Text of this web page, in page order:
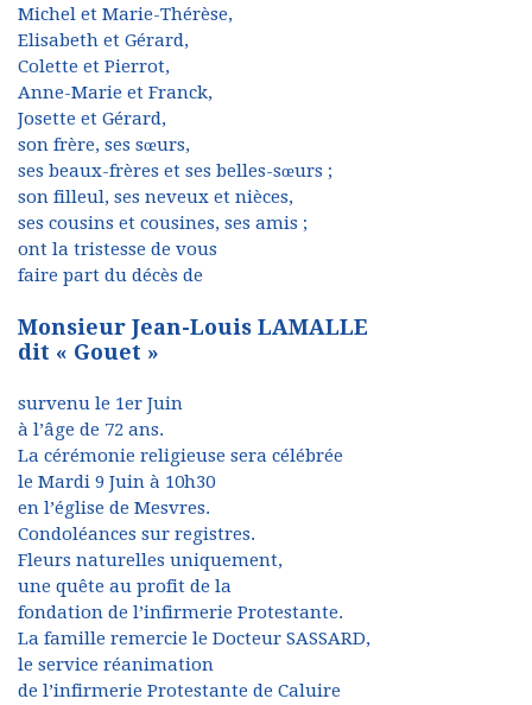
Michel et Marie-Thérèse,
Elisabeth et Gérard,
Colette et Pierrot,
Anne-Marie et Franck,
Josette et Gérard,
son frère, ses sœurs,
ses beaux-frères et ses belles-sœurs ;
son filleul, ses neveux et nièces,
ses cousins et cousines, ses amis ;
ont la tristesse de vous
faire part du décès de
Monsieur Jean-Louis LAMALLE
dit « Gouet »
survenu le 1er Juin
à l’âge de 72 ans.
La cérémonie religieuse sera célébrée
le Mardi 9 Juin à 10h30
en l’église de Mesvres.
Condoléances sur registres.
Fleurs naturelles uniquement,
une quête au profit de la
fondation de l’infirmerie Protestante.
La famille remercie le Docteur SASSARD,
le service réanimation
de l’infirmerie Protestante de Caluire